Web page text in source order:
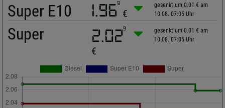
Super E10 1.969
€
gesenkt um 0.01 € am
10.08. 07:05 Uhr
Super 2.029
€
gesenkt um 0.01 € am
10.08. 07:05 Uhr